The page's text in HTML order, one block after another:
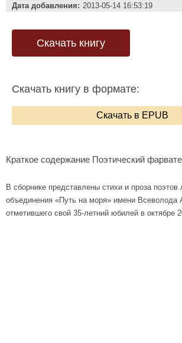
Дата добавления: 2013-05-14 16:53:19
Скачать книгу
Скачать книгу в формате:
Скачать в EPUB
Краткое содержание Поэтический
В сборнике представлены стихи и проза поэтов
объединения «Путь на моря» имени Всеволода
отметившего свой 35-летний юбилей в октябре